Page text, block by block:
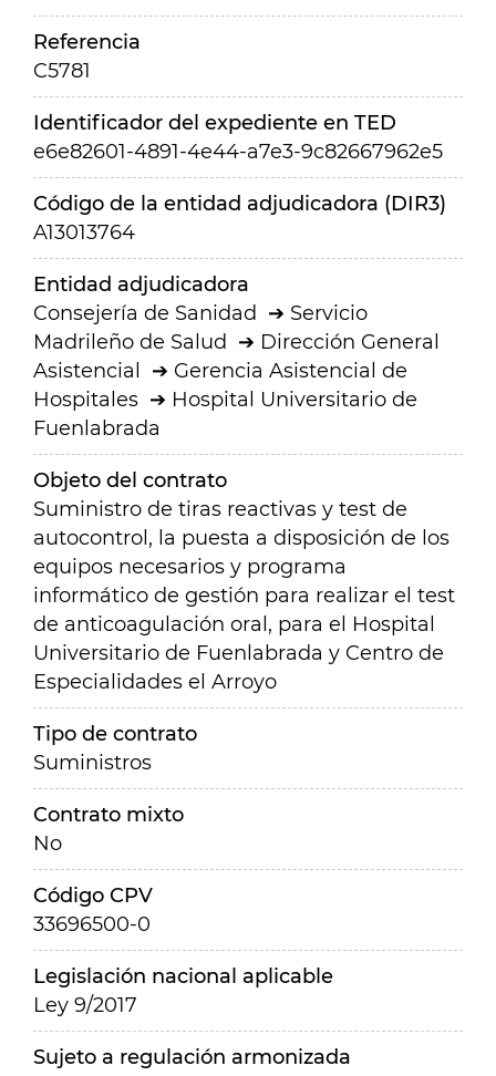
Referencia
C5781
Identificador del expediente en TED
e6e82601-4891-4e44-a7e3-9c82667962e5
Código de la entidad adjudicadora (DIR3)
A13013764
Entidad adjudicadora
Consejería de Sanidad
Servicio
Madrileño de Salud
Dirección General
Asistencial
Gerencia Asistencial de
Hospitales
Hospital Universitario de
Fuenlabrada
Objeto del contrato
Suministro de tiras reactivas y test de
autocontrol, la puesta a disposición de los
equipos necesarios y programa
informático de gestión para realizar el test
de anticoagulación oral, para el Hospital
Universitario de Fuenlabrada y Centro de
Especialidades el Arroyo
Tipo de contrato
Suministros
Contrato mixto
No
Código CPV
33696500-0
Legislación nacional aplicable
Ley 9/2017
Sujeto a regulación armonizada